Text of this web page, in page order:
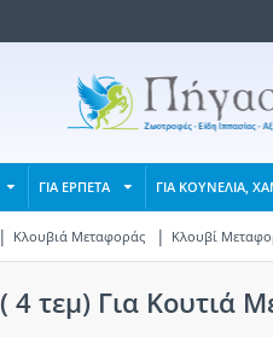
ΓΙΑ ΕΡΠΕΤΑ ΓΙΑ ΚΟΥΝΕΛΙΑ,
Κλουβιά Μεταφοράς Κλουβί
4 τεμ) Για Κουτιά